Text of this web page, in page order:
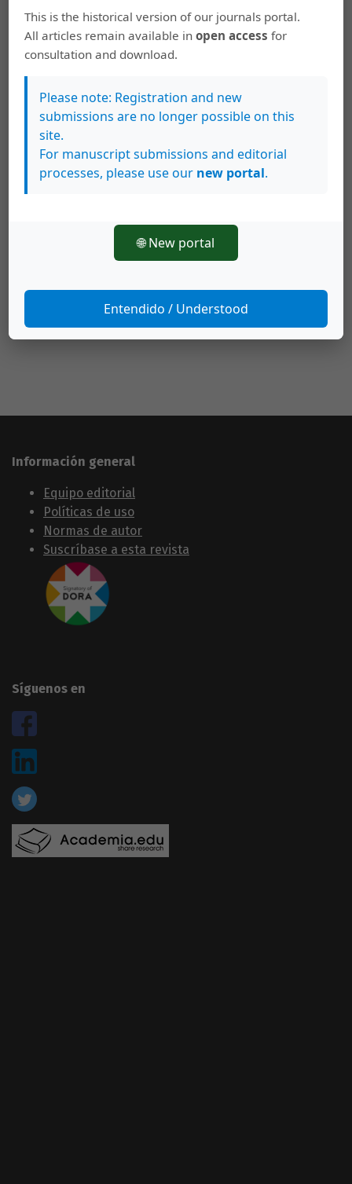
Jiménez (Ed.) La voz de la mujer en la literatura
hispanoamericana fin-de-siglo. (61-77). San José:
Editorial de la Universidad de Costa Rica.
Descargas
Información general
Equipo editorial
Políticas de uso
Normas de autor
Suscríbase a esta revista
Síguenos en
This is the historical version of our journals portal.
All articles remain available inopen access for
consultation and download.
Please note: Registration and new
submissions are no longer possible on this
site.
For manuscript submissions and editorial
processes, please use our new portal.
🌐 New portal
Entendido / Understood